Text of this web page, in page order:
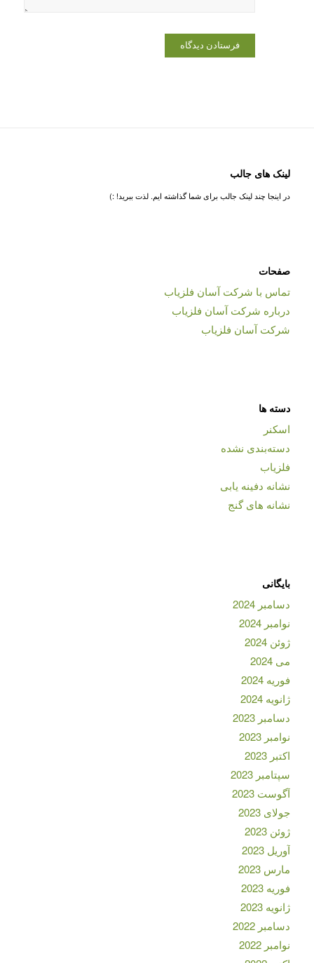
لینک های جالب
در اینجا چند لینک جالب برای شما گذاشته ایم. لذت ببرید! :)
صفحات
تماس با شرکت آسان فلزیاب
درباره شرکت آسان فلزیاب
شرکت آسان فلزیاب
دسته ها
اسکنر
دسته‌بندی نشده
فلزیاب
نشانه دفینه یابی
نشانه های گنج
بایگانی
دسامبر 2024
نوامبر 2024
ژوئن 2024
می 2024
فوریه 2024
ژانویه 2024
دسامبر 2023
نوامبر 2023
اکتبر 2023
سپتامبر 2023
آگوست 2023
جولای 2023
ژوئن 2023
آوریل 2023
مارس 2023
فوریه 2023
ژانویه 2023
دسامبر 2022
نوامبر 2022